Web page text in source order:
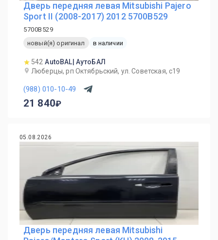
Дверь передняя левая Mitsubishi Pajero
Sport II (2008-2017) 2012 5700B529
5700B529
новый(я) оригинал
в наличии
542 AutoBAL| АутоБАЛ
Люберцы, рп Октябрьский, ул. Советская, с19
(988) 010-10-49
21 840
05.08.2026
Дверь передняя левая Mitsubishi